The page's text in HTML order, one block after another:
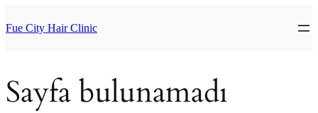
geç
Fue City Hair Clinic
Sayfa bulunamadı